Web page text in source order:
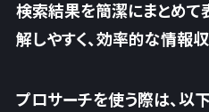
検索結果を簡潔にまとめて
解しやすく、効率的な情報
プロサーチを使う際は、以